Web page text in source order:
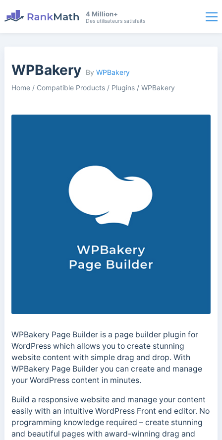
4 Million+
Des utilisateurs satisfaits
WPBakery By WPBakery
Home/ Compatible Products/ Plugins/ WPBakery
WPBakery Page Builder is a page builder plugin for
WordPress which allows you to create stunning
website content with simple drag and drop. With
WPBakery Page Builder you can create and manage
your WordPress content in minutes.
Build a responsive website and manage your content
easily with an intuitive WordPress Front end editor. No
programming knowledge required – create stunning
and beautiful pages with award-winning drag and